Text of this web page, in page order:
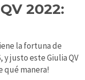
2022:
la fortuna de
justo este Giulia QV
qué manera!